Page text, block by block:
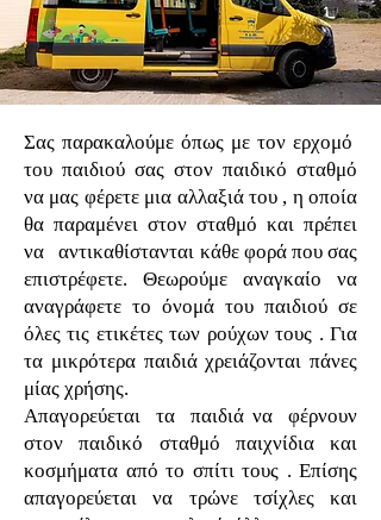
Σας παρακαλούμε όπως με τον ερχομό
του παιδιού σας στον παιδικό σταθμό
να μας φέρετε μια αλλαξιά του , η οποία
θα παραμένει στον σταθμό και πρέπει
να αντικαθίστανται κάθε φορά που σας
επιστρέφετε. Θεωρούμε αναγκαίο να
αναγράφετε το όνομά του παιδιού σε
όλες τις ετικέτες των ρούχων τους . Για
τα μικρότερα παιδιά χρειάζονται πάνες
μίας χρήσης.
Απαγορεύεται τα παιδιά να φέρνουν
στον παιδικό σταθμό παιχνίδια και
κοσμήματα από το σπίτι τους . Επίσης
απαγορεύεται να τρώνε τσίχλες και